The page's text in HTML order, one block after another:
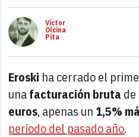
Víctor
Olcina
Pita
Eroski ha cerrado el
unafacturación bruta de
euros, apenas un 1,5%
periodo del pasado año.